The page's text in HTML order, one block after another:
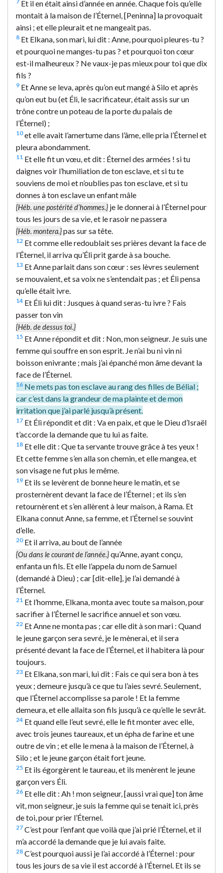
Et il en était ainsi d’année en année. Chaque fois qu’elle
montait à la maison de l’Éternel, [Peninna] la provoquait
ainsi ; et elle pleurait et ne mangeait pas.
8 Et Elkana, son mari, lui dit : Anne, pourquoi pleures-tu ?
et pourquoi ne manges-tu pas ? et pourquoi ton cœur
est-il malheureux ? Ne vaux-je pas mieux pour toi que dix
fils ?
9 Et Anne se leva, après qu’on eut mangé à Silo et après
qu’on eut bu (et Éli, le sacrificateur, était assis sur un
trône contre un poteau de la porte du palais de
l’Éternel) ;
10et elle avait l’amertume dans l’âme, elle pria l’Éternel et
pleura abondamment.
11 Et elle fit un vœu, et dit : Éternel des armées ! si tu
daignes voir l’humiliation de ton esclave, et si tu te
souviens de moi et n’oublies pas ton esclave, et si tu
donnes à ton esclave un enfant mâle
{Héb. une postérité d’hommes.} je le donnerai à l’Éternel pour
tous les jours de sa vie, et le rasoir ne passera
{Héb. montera.}pas sur sa tête.
12 Et comme elle redoublait ses prières devant la face de
l’Éternel, il arriva qu’Éli prit garde à sa bouche.
13 Et Anne parlait dans son cœur : ses lèvres seulement
se mouvaient, et sa voix ne s’entendait pas ; et Éli pensa
qu’elle était ivre.
14 Et Éli lui dit : Jusques à quand seras-tu ivre ? Fais
passer ton vin
{Héb. de dessus toi.}
15 Et Anne répondit et dit : Non, mon seigneur. Je suis une
femme qui souffre en son esprit. Je n’ai bu ni vin ni
boisson enivrante ; mais j’ai épanché mon âme devant la
face de l’Éternel.
16 Ne mets pas ton esclave au rang des filles de Bélial ;
car c’est dans la grandeur de ma plainte et de mon
irritation que j’ai parlé jusqu’à présent.
17 Et Éli répondit et dit : Va en paix, et que le Dieu d’Israël
t’accorde la demande que tu lui as faite.
18 Et elle dit : Que ta servante trouve grâce à tes yeux !
Et cette femme s’en alla son chemin, et elle mangea, et
son visage ne fut plus le même.
19 Et ils se levèrent de bonne heure le matin, et se
prosternèrent devant la face de l’Éternel ; et ils s’en
retournèrent et s’en allèrent à leur maison, à Rama. Et
Elkana connut Anne, sa femme, et l’Éternel se souvint
d’elle.
20Et il arriva, au bout de l’année
{Ou dans le courant de l’année.}qu’Anne, ayant conçu,
enfanta un fils. Et elle l’appela du nom de Samuel
(demandé à Dieu) ; car [dit-elle], je l’ai demandé à
l’Éternel.
21 Et l’homme, Elkana, monta avec toute sa maison, pour
sacrifier à l’Éternel le sacrifice annuel et son vœu.
22 Et Anne ne monta pas ; car elle dit à son mari : Quand
le jeune garçon sera sevré, je le mènerai, et il sera
présenté devant la face de l’Éternel, et il habitera là pour
toujours.
23 Et Elkana, son mari, lui dit : Fais ce qui sera bon à tes
yeux ; demeure jusqu’à ce que tu l’aies sevré. Seulement,
que l’Éternel accomplisse sa parole ! Et la femme
demeura, et elle allaita son fils jusqu’à ce qu’elle le sevrât.
24 Et quand elle l’eut sevré, elle le fit monter avec elle,
avec trois jeunes taureaux, et un épha de farine et une
outre de vin ; et elle le mena à la maison de l’Éternel, à
Silo ; et le jeune garçon était fort jeune.
25 Et ils égorgèrent le taureau, et ils menèrent le jeune
garçon vers Éli.
26 Et elle dit : Ah ! mon seigneur, [aussi vrai que] ton âme
vit, mon seigneur, je suis la femme qui se tenait ici, près
de toi, pour prier l’Éternel.
27 C’est pour l’enfant que voilà que j’ai prié l’Éternel, et il
m’a accordé la demande que je lui avais faite.
28 C’est pourquoi aussi je l’ai accordé à l’Éternel : pour
tous les jours de sa vie il est accordé à l’Éternel. Et ils se